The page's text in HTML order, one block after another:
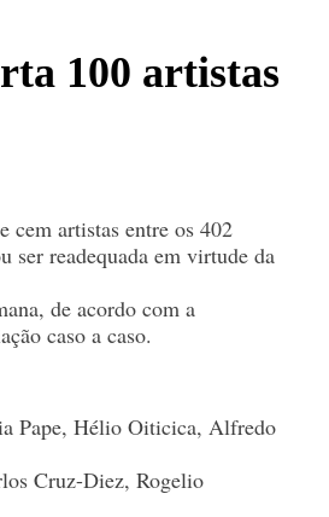
100 artistas
cem artistas entre os 402
ser readequada em virtude da
de acordo com a
caso a caso.
Pape, Hélio Oiticica, Alfredo
Cruz-Diez, Rogelio